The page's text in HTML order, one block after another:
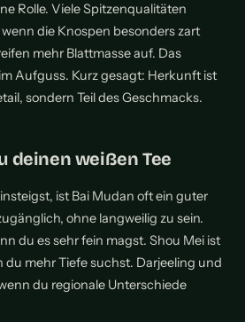
Rolle. Viele Spitzenqualitäten
die Knospen besonders zart
mehr Blattmasse auf. Das
Aufguss. Kurz gesagt: Herkunft ist
sondern Teil des Geschmacks.
deinen weißen Tee
ist Bai Mudan oft ein guter
ohne langweilig zu sein.
du es sehr fein magst. Shou Mei ist
du mehr Tiefe suchst. Darjeeling und
du regionale Unterschiede